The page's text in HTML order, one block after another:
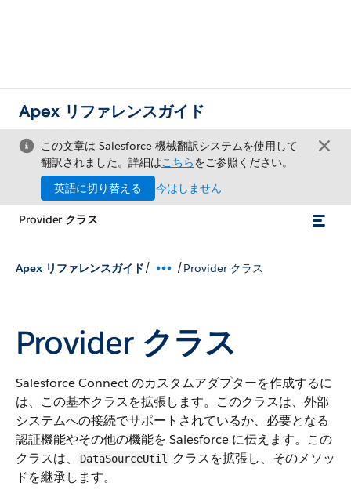
Apex リファレンスガイド
この文章は Salesforce 機械翻訳システムを使用して
翻訳されました。詳細はこちらをご参照ください。
英語に切り替える
今はしません
Provider クラス
Apex リファレンスガイド/ /Provider クラス
Provider クラス
Salesforce Connect のカスタムアダプターを作成するに
は、この基本クラスを拡張します。このクラスは、外部
システムへの接続でサポートされているか、必要となる
認証機能やその他の機能を Salesforce に伝えます。この
クラスは、
DataSourceUtil
クラスを拡張し、そのメソッ
ドを継承します。